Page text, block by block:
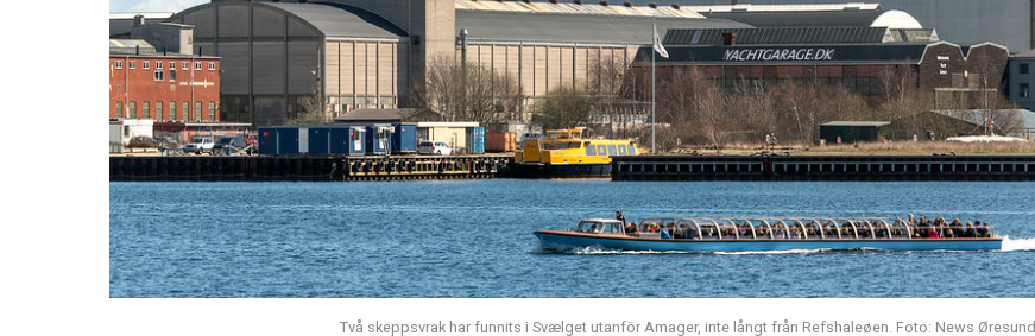
Två skeppsvrak har funnits i Svælget utanför Amager, inte långt från Refshaleøen. Foto: News Øresund